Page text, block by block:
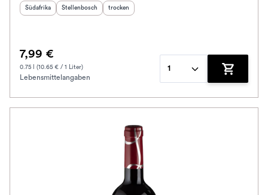
Herkunftsland:
Südafrika Herkunftsregion
Stellenbosch Geschmack
trocken
7,99 €
0.75 l (10.65 € / 1 Liter)
Lebensmittelangaben
1
Zum